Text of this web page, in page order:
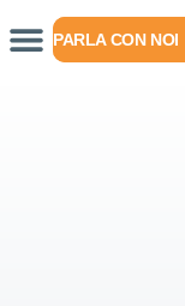
PARLA CON NOI